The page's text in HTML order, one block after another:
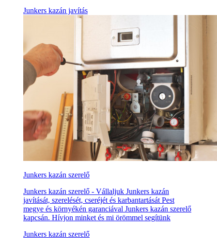
Junkers kazán javítás
Junkers kazán szerelő
Junkers kazán szerelő - Vállaljuk Junkers kazán
javítását, szerelését, cseréjét és karbantartását Pest
megye és környékén garanciával Junkers kazán szerelő
kapcsán. Hívjon minket és mi örömmel segítünk
Junkers kazán szerelő